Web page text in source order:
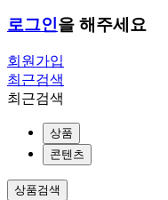
로그인을 해주세요
회원가입
최근검색
최근검색
상품
콘텐츠
상품검색